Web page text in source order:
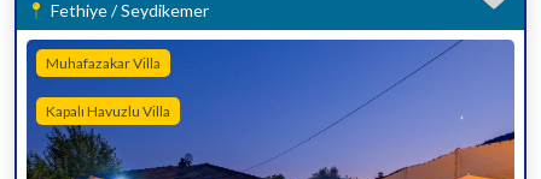
Fethiye / Seydikemer
Muhafazakar Villa
Kapalı Havuzlu Villa